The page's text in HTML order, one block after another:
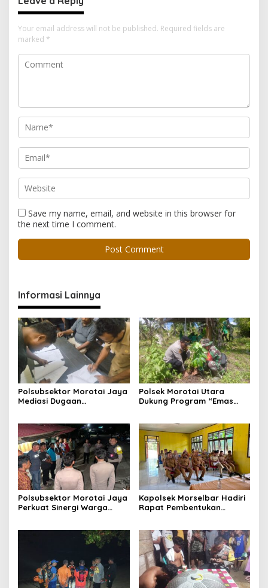
Your email address will not be published. Required fields are
marked *
Save my name, email, and website in this browser for
the next time I comment.
Informasi Lainnya
Polsubsektor Morotai Jaya
Mediasi Dugaan
Persoalan Secara
Kekeluargaan
Polsek Morotai Utara
Dukung Program “Emas
dan Kelestarian Lingkungan
Polsubsektor Morotai Jaya
Perkuat Sinergi Warga
Gangguan Kamtibmas
Kapolsek Morselbar Hadiri
Rapat Pembentukan
Sinergi Lintas Sektor
Sukseskan Peringatan 17
Agustus 2026